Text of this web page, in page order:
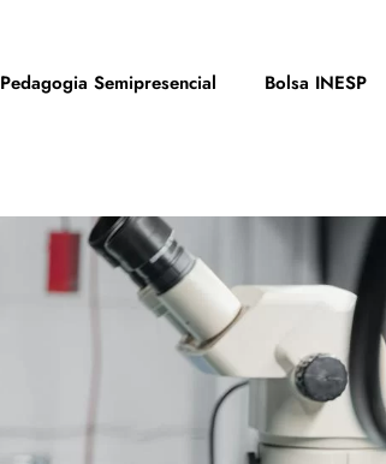
Pedagogia Semipresencial Bolsa INESP